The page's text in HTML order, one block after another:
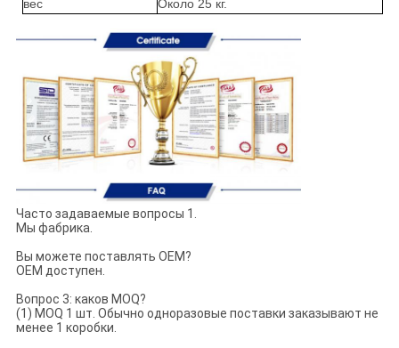
вес
Около 25 кг.
Часто задаваемые вопросы 1.
Мы фабрика.
Вы можете поставлять OEM?
OEM доступен.
Вопрос 3: каков MOQ?
(1) MOQ 1 шт. Обычно одноразовые поставки заказывают не
менее 1 коробки.